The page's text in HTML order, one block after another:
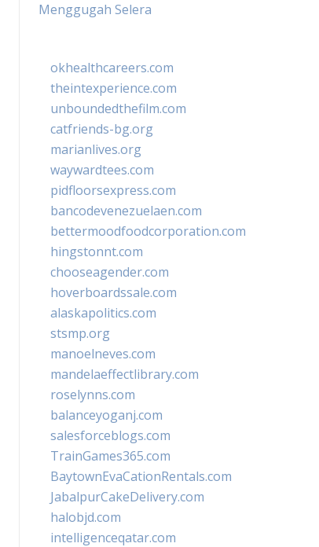
Menggugah Selera
okhealthcareers.com
theintexperience.com
unboundedthefilm.com
catfriends-bg.org
marianlives.org
waywardtees.com
pidfloorsexpress.com
bancodevenezuelaen.com
bettermoodfoodcorporation.com
hingstonnt.com
chooseagender.com
hoverboardssale.com
alaskapolitics.com
stsmp.org
manoelneves.com
mandelaeffectlibrary.com
roselynns.com
balanceyoganj.com
salesforceblogs.com
TrainGames365.com
BaytownEvaCationRentals.com
JabalpurCakeDelivery.com
halobjd.com
intelligenceqatar.com